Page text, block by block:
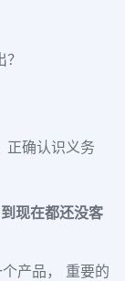
正确认识义务
现在都还没客
产品， 重要的